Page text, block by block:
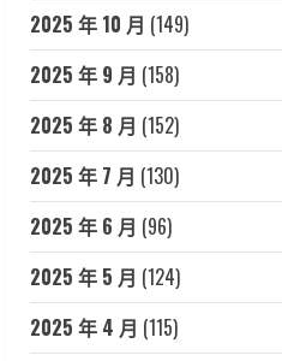
2025 年 10 月 (149)
2025 年 9 月 (158)
2025 年 8 月 (152)
2025 年 7 月 (130)
2025 年 6 月 (96)
2025 年 5 月 (124)
2025 年 4 月 (115)